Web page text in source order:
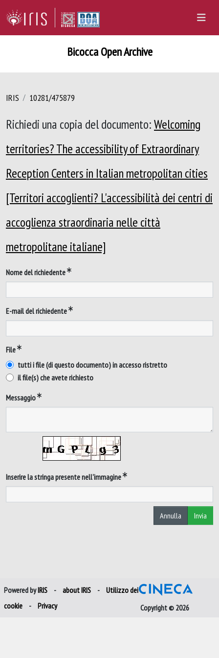
Bicocca Open Archive
IRIS 10281/475879
Richiedi una copia del documento:Welcoming
territories? The accessibility of Extraordinary
Reception Centers in Italian metropolitan cities
[Territori accoglienti? L'accessibilità dei centri di
accoglienza straordinaria nelle città
metropolitane italiane]
Nome del richiedente
E-mail del richiedente
File
tutti i file (di questo documento) in accesso ristretto
il file(s) che avete richiesto
Messaggio
Inserire la stringa presente nell'immagine
Annulla Invia
Powered byIRIS - about IRIS -
Utilizzo dei
cookie
- Privacy Copyright © 2026